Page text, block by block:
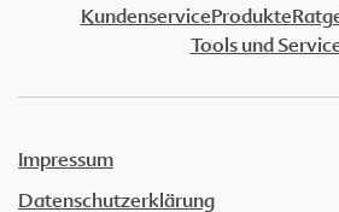
KundenserviceProdukte
Tools und
Impressum
Datenschutzerklärung